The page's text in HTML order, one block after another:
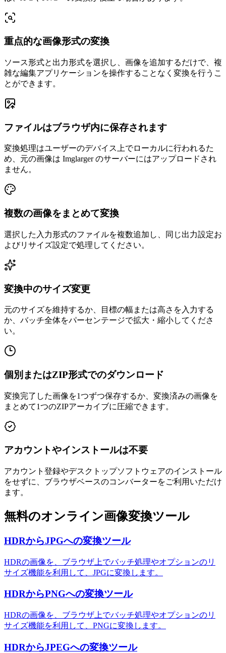
重点的な画像形式の変換
ソース形式と出力形式を選択し、画像を追加するだけで、複
雑な編集アプリケーションを操作することなく変換を行うこ
とができます。
ファイルはブラウザ内に保存されます
変換処理はユーザーのデバイス上でローカルに行われるた
め、元の画像は Imglarger のサーバーにはアップロードされ
ません。
複数の画像をまとめて変換
選択した入力形式のファイルを複数追加し、同じ出力設定お
よびリサイズ設定で処理してください。
変換中のサイズ変更
元のサイズを維持するか、目標の幅または高さを入力する
か、バッチ全体をパーセンテージで拡大・縮小してくださ
い。
個別またはZIP形式でのダウンロード
変換完了した画像を1つずつ保存するか、変換済みの画像を
まとめて1つのZIPアーカイブに圧縮できます。
アカウントやインストールは不要
アカウント登録やデスクトップソフトウェアのインストール
をせずに、ブラウザベースのコンバーターをご利用いただけ
ます。
無料のオンライン画像変換ツール
HDRからJPGへの変換ツール
HDRの画像を、ブラウザ上でバッチ処理やオプションのリ
サイズ機能を利用して、JPGに変換します。
HDRからPNGへの変換ツール
HDRの画像を、ブラウザ上でバッチ処理やオプションのリ
サイズ機能を利用して、PNGに変換します。
HDRからJPEGへの変換ツール